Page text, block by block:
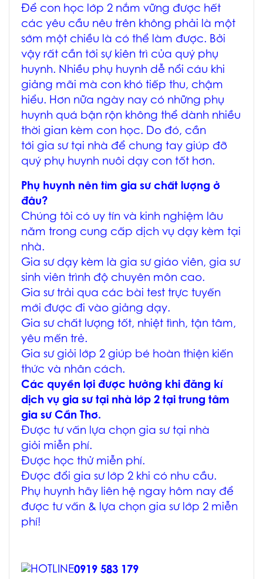
Để con học lớp 2 nắm vững được hết
các yêu cầu nêu trên không phải là một
sớm một chiều là có thể làm được. Bởi
vậy rất cần tới sự kiên trì của quý phụ
huynh. Nhiều phụ huynh dễ nổi cáu khi
giảng mãi mà con khó tiếp thu, chậm
hiểu. Hơn nữa ngày nay có những phụ
huynh quá bận rộn không thể dành nhiều
thời gian kèm con học. Do đó, cần
tới gia sư tại nhà để chung tay giúp đỡ
quý phụ huynh nuôi dạy con tốt hơn.
Phụ huynh nên tìm gia sư chất lượng ở
đâu?
Chúng tôi có uy tín và kinh nghiệm lâu
năm trong cung cấp dịch vụ dạy kèm tại
nhà.
Gia sư dạy kèm là gia sư giáo viên, gia sư
sinh viên trình độ chuyên môn cao.
Gia sư trải qua các bài test trực tuyến
mới được đi vào giảng dạy.
Gia sư chất lượng tốt, nhiệt tình, tận tâm,
yêu mến trẻ.
Gia sư giỏi lớp 2 giúp bé hoàn thiện kiến
thức và nhân cách.
Các quyền lợi được hưởng khi đăng kí
dịch vụ gia sư tại nhà lớp 2 tại trung tâm
gia sư Cần Thơ.
Được tư vấn lựa chọn gia sư tại nhà
giỏi miễn phí.
Được học thử miễn phí.
Được đổi gia sư lớp 2 khi có nhu cầu.
Phụ huynh hãy liên hệ ngay hôm nay để
được tư vấn & lựa chọn gia sư lớp 2 miễn
phí!
0919 583 179